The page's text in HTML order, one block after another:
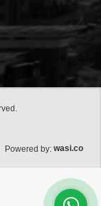
Powered by: wasi.co